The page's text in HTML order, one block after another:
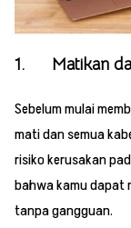
1. Matikan
Sebelum mulai
mati dan semua
risiko kerusakan
bahwa kamu dapat
tanpa gangguan.